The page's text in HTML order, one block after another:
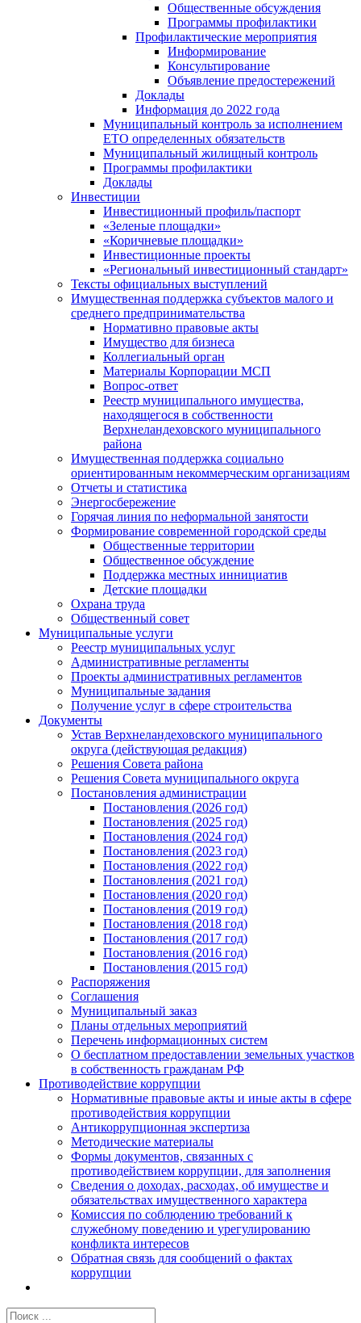
Общественные обсуждения
Программы профилактики
Профилактические мероприятия
Информирование
Консультирование
Объявление предостережений
Доклады
Информация до 2022 года
Муниципальный контроль за исполнением
ЕТО определенных обязательств
Муниципальный жилищный контроль
Программы профилактики
Доклады
Инвестиции
Инвестиционный профиль/паспорт
«Зеленые площадки»
«Коричневые площадки»
Инвестиционные проекты
«Региональный инвестиционный стандарт»
Тексты официальных выступлений
Имущественная поддержка субъектов малого и
среднего предпринимательства
Нормативно правовые акты
Имущество для бизнеса
Коллегиальный орган
Материалы Корпорации МСП
Вопрос-ответ
Реестр муниципального имущества,
находящегося в собственности
Верхнеландеховского муниципального
района
Имущественная поддержка социально
ориентированным некоммерческим организациям
Отчеты и статистика
Энергосбережение
Горячая линия по неформальной занятости
Формирование современной городской среды
Общественные территории
Общественное обсуждение
Поддержка местных иннициатив
Детские площадки
Охрана труда
Общественный совет
Муниципальные услуги
Реестр муниципальных услуг
Административные регламенты
Проекты административных регламентов
Муниципальные задания
Получение услуг в сфере строительства
Документы
Устав Верхнеландеховского муниципального
округа (действующая редакция)
Решения Совета района
Решения Совета муниципального округа
Постановления администрации
Постановления (2026 год)
Постановления (2025 год)
Постановления (2024 год)
Постановления (2023 год)
Постановления (2022 год)
Постановления (2021 год)
Постановления (2020 год)
Постановления (2019 год)
Постановления (2018 год)
Постановления (2017 год)
Постановления (2016 год)
Постановления (2015 год)
Распоряжения
Соглашения
Муниципальный заказ
Планы отдельных мероприятий
Перечень информационных систем
О бесплатном предоставлении земельных участков
в собственность гражданам РФ
Противодействие коррупции
Нормативные правовые акты и иные акты в сфере
противодействия коррупции
Антикоррупционная экспертиза
Методические материалы
Формы документов, связанных с
противодействием коррупции, для заполнения
Сведения о доходах, расходах, об имуществе и
обязательствах имущественного характера
Комиссия по соблюдению требований к
служебному поведению и урегулированию
конфликта интересов
Обратная связь для сообщений о фактах
коррупции
Результат